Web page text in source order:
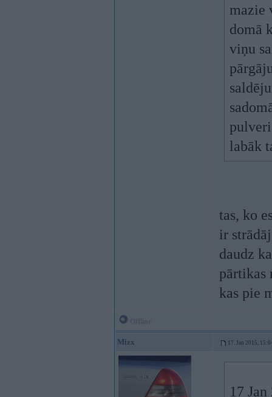
mazie
domā
viņu
labāk
tas, ko
ir
daudz
pārtikas
kas pie
Mizx 17. Jan 2015,
17